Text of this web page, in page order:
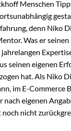
Menschen
denn Niko
Was er
seinen eigenen
hat. Als Niko
im E-Commerce
nach eigenen
nicht